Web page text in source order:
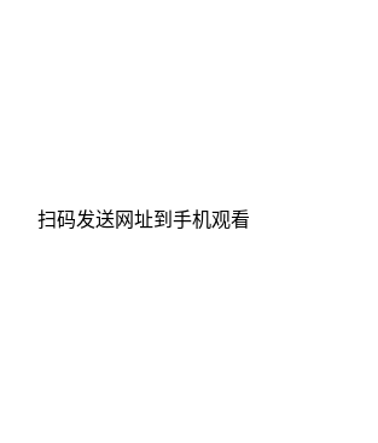
扫码发送网址到手机观看